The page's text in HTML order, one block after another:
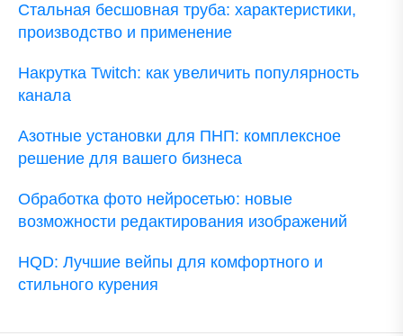
Стальная бесшовная труба: характеристики,
производство и применение
Накрутка Twitch: как увеличить популярность
канала
Азотные установки для ПНП: комплексное
решение для вашего бизнеса
Обработка фото нейросетью: новые
возможности редактирования изображений
HQD: Лучшие вейпы для комфортного и
стильного курения